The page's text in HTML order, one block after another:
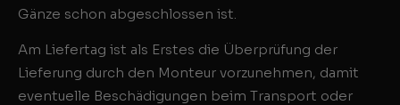
Gänze schon abgeschlossen ist.
Am Liefertag ist als Erstes die Überprüfung der
Lieferung durch den Monteur vorzunehmen, damit
eventuelle Beschädigungen beim Transport oder